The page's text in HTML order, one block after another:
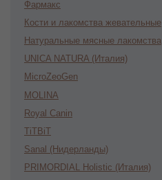
Фармакс
Кости и лакомства жевательные
Натуральные мясные лакомства
UNICA NATURA (Италия)
MicroZeoGen
MOLINA
Royal Canin
TiTBiT
Sanal (Нидерланды)
PRIMORDIAL Holistic (Италия)